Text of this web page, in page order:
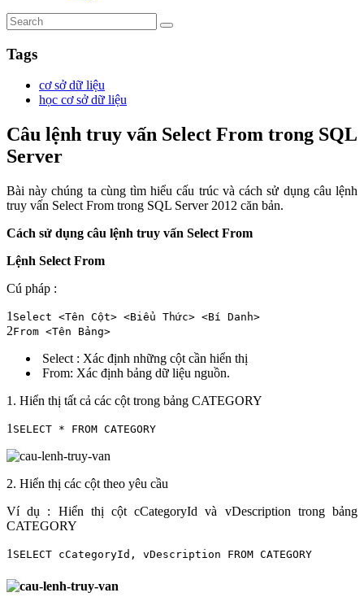
Tags
cơ sở dữ liệu
học cơ sở dữ liệu
Câu lệnh truy vấn Select From trong SQL
Server
Bài này chúng ta cùng tìm hiểu cấu trúc và cách sử dụng câu lệnh
truy vấn Select From trong SQL Server 2012 căn bản.
Cách sử dụng câu lệnh truy vấn Select From
Lệnh Select From
Cú pháp :
1
2
Select <Tên Cột> <Biểu Thức> <Bí Danh>
From <Tên Bảng>
Select : Xác định những cột cần hiển thị
From: Xác định bảng dữ liệu nguồn.
1. Hiển thị tất cả các cột trong bảng CATEGORY
1 SELECT * FROM CATEGORY
2. Hiển thị các cột theo yêu cầu
Ví dụ : Hiển thị cột cCategoryId và vDescription trong bảng
CATEGORY
1 SELECT cCategoryId, vDescription FROM CATEGORY